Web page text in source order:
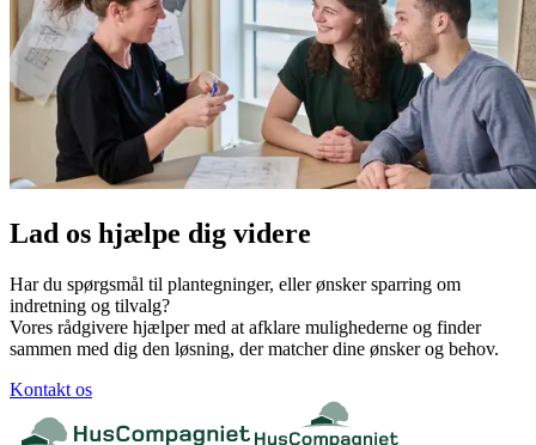
Lad os hjælpe dig videre
Har du spørgsmål til plantegninger, eller ønsker sparring om
indretning og tilvalg?
Vores rådgivere hjælper med at afklare mulighederne og finder
sammen med dig den løsning, der matcher dine ønsker og behov.
Kontakt os